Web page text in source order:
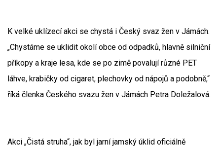
K velké uklízecí akci se chystá i Český svaz žen v Jámách.
„Chystáme se uklidit okolí obce od odpadků, hlavně silniční
příkopy a kraje lesa, kde se po zimě povalují různé PET
láhve, krabičky od cigaret, plechovky od nápojů a podobně,“
říká členka Českého svazu žen v Jámách Petra Doležalová.
Akci „Čistá struha“, jak byl jarní jamský úklid oficiálně